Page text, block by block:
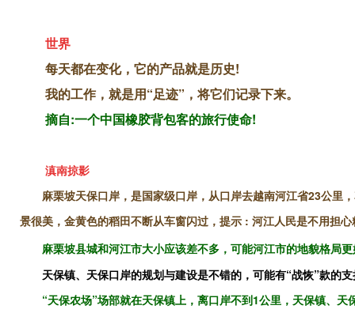
世界
每天都在变化，它的产品就是历史!
我的工作，就是用“足迹”，将它们记录下来。
摘自:一个中国橡胶背包客的旅行使命!
滇南掠影
麻栗坡天保口岸，是国家级口岸，从口岸去越南河江省23公里
景很美，金黄色的稻田不断从车窗闪过，提示 : 河江人民是不用担
麻栗坡县城和河江市大小应该差不多，可能河江市的地貌格局
天保镇、天保口岸的规划与建设是不错的，可能有“战恢”款的
“天保农场”场部就在天保镇上，离口岸不到1公里，天保镇、天